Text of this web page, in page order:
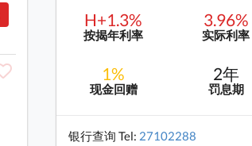
H+1.3%
按揭年利率
3.96%
实际利率
1%
现金回赠
2年
罚息期
银行查询 Tel: 27102288